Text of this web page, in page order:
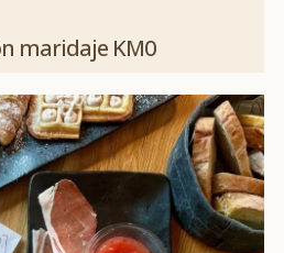
maridaje KM0